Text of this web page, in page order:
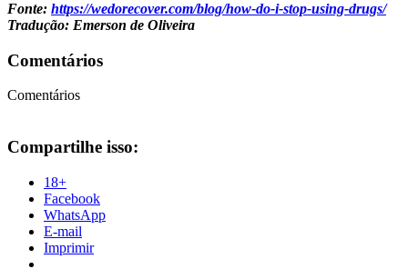
Fonte: https://wedorecover.com/blog/how-do-i-stop-using-drugs/
Tradução: Emerson de Oliveira
Comentários
Comentários
Compartilhe isso:
18+
Facebook
WhatsApp
E-mail
Imprimir